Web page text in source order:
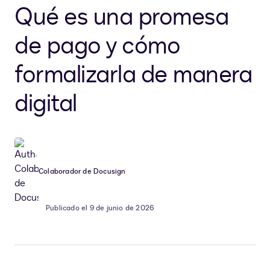
Qué es una promesa
de pago y cómo
formalizarla de manera
digital
Colaborador de Docusign
Publicado el 9 de junio de 2026